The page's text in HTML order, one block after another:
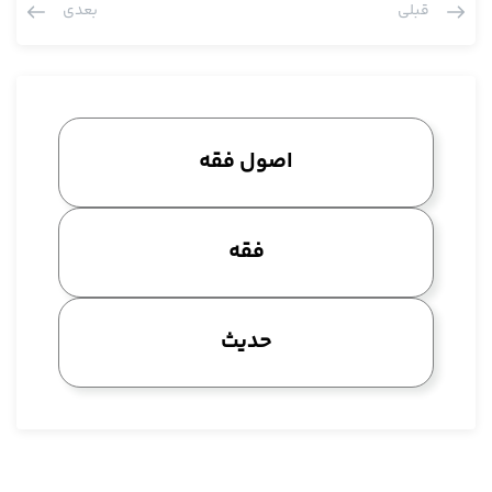
از مثل جناب شافعی نقل شده که موضوع اصول حجت است، به این
تشریع می دانند و حجت به معنای طرق اثبات هم هست یعنی طرقی
که شما را به کتاب یا سنت می رساند این را هم بهش حجت می گویند
که ما اصطلاحا به اولی حجت ثبوتی گفتیم و دومی را حجت اثباتی،
تعابیر دیگه هم هست، خیلی دنبال تعبیرش نیستیم و عرض کردیم
انصاف قصه این مطلبی را که نقل شده که بحث در اصول حجت است
اصول در این هفت تا محوری که من عرض کردم بردند روی محور تنجز،
یعنی حتی مباحث حجیت ثبوتی هم به این جهت که مثلا این حکم مثلا
ثابت است، چرا؟ چون در قرآن آمده، در قرآن به این تعبیر آمده، از این
تعبیر این مطلب استفاده می شود یعنی اگر دقت بکنید حالا حجیت
قبلی بعدی
اصول فقه
فقه
حدیث